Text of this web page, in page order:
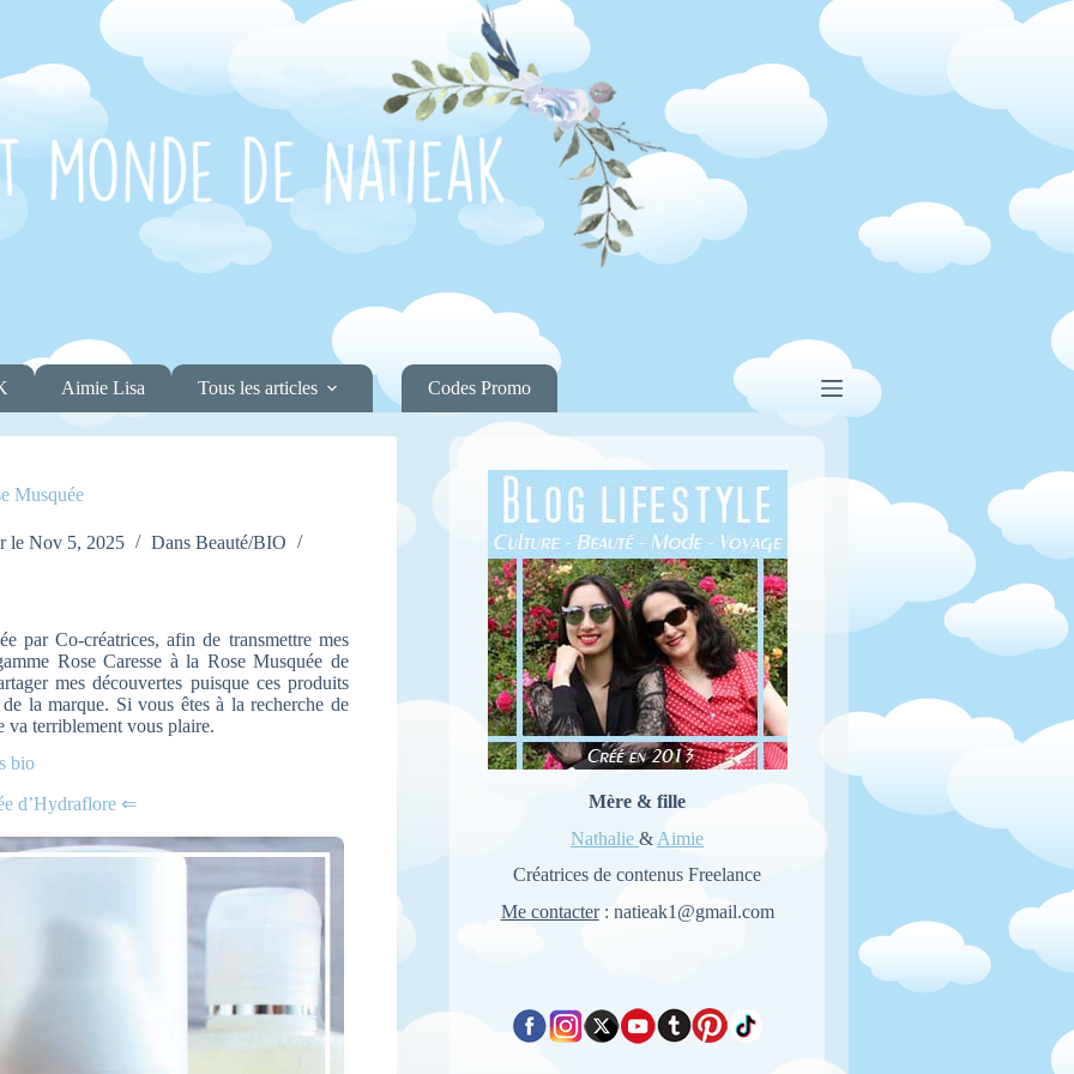
Aimie Lisa Tous les articles Codes Promo
Musquée
le Nov 5, 2025 Dans Beauté/BIO
par Co-créatrices, afin de transmettre mes
Rose Caresse à la Rose Musquée de
mes découvertes puisque ces produits
la marque. Si vous êtes à la recherche de
va terriblement vous plaire.
bio
d’Hydraflore ⇐
Mère & fille
Nathalie& Aimie
Créatrices de contenus Freelance
Me contacter: natieak1@gmail.com